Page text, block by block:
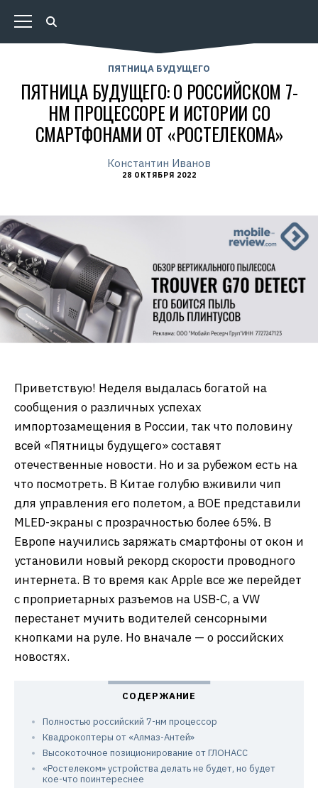
ПЯТНИЦА БУДУЩЕГО
ПЯТНИЦА БУДУЩЕГО: О РОССИЙСКОМ 7-
НМ ПРОЦЕССОРЕ И ИСТОРИИ СО
СМАРТФОНАМИ ОТ «РОСТЕЛЕКОМА»
Константин Иванов
28 ОКТЯБРЯ 2022
Приветствую! Неделя выдалась богатой на
сообщения о различных успехах
импортозамещения в России, так что половину
всей «Пятницы будущего» составят
отечественные новости. Но и за рубежом есть на
что посмотреть. В Китае голубю вживили чип
для управления его полетом, а BOE представили
MLED-экраны с прозрачностью более 65%. В
Европе научились заряжать смартфоны от окон и
установили новый рекорд скорости проводного
интернета. В то время как Apple все же перейдет
с проприетарных разъемов на USB-C, а VW
перестанет мучить водителей сенсорными
кнопками на руле. Но вначале — о российских
новостях.
Полностью российский 7-нм процессор
Квадрокоптеры от «Алмаз-Антей»
Высокоточное позиционирование от ГЛОНАСС
«Ростелеком» устройства делать не будет, но будет
кое-что поинтереснее